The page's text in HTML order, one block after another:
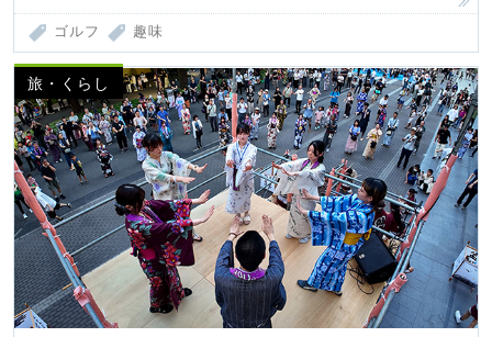
ゴルフ 趣味
旅・くらし